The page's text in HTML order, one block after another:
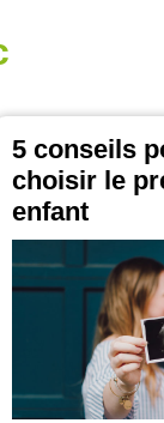
5 conseils
choisir le
enfant